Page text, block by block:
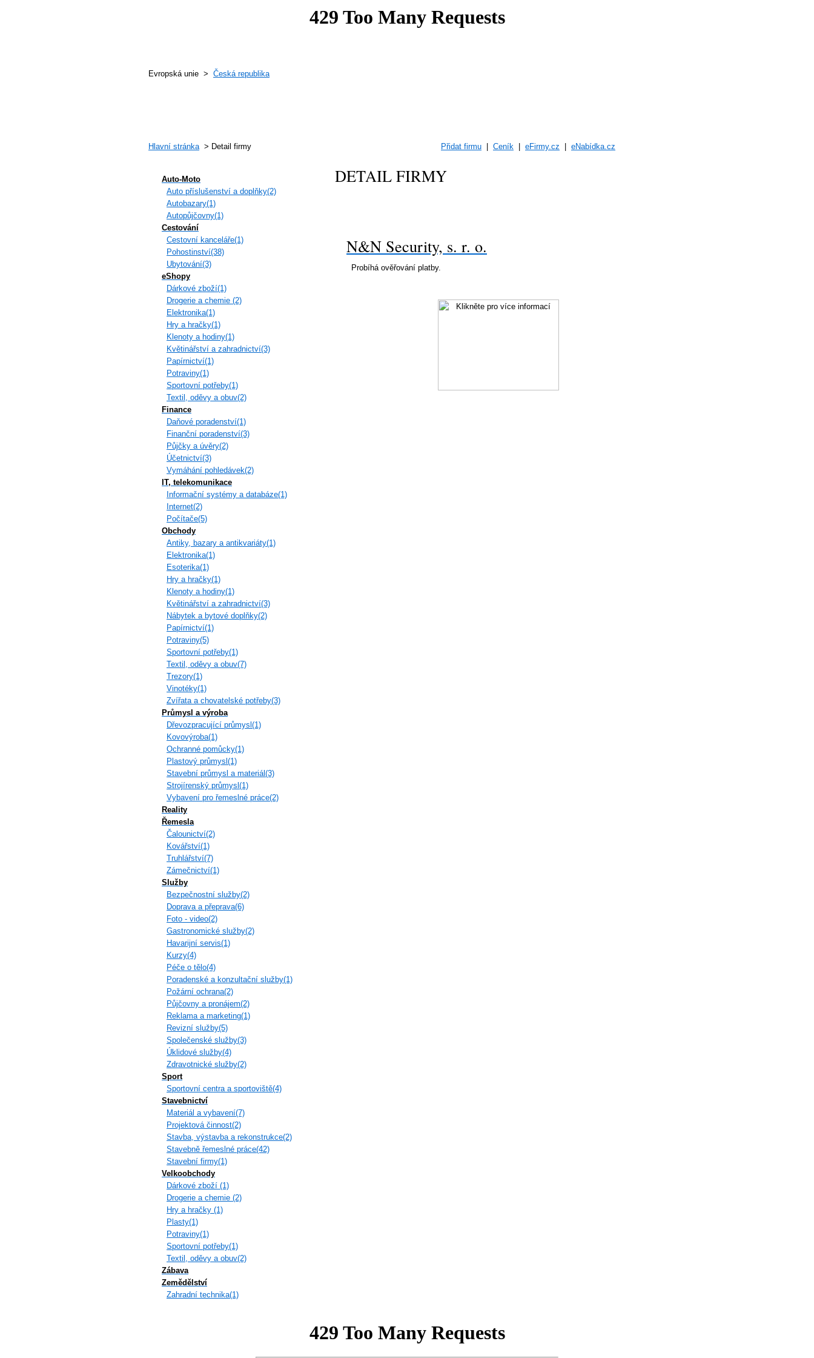
Evropská unie > Česká republika
Hlavní stránka> Detail firmy Přidat firmu Ceník eFirmy.cz eNabídka.cz
Auto-Moto
Auto příslušenství a doplňky(2)
Autobazary(1)
Autopůjčovny(1)
Cestování
Cestovní kanceláře(1)
Pohostinství(38)
Ubytování(3)
eShopy
Dárkové zboží(1)
Drogerie a chemie (2)
Elektronika(1)
Hry a hračky(1)
Klenoty a hodiny(1)
Květinářství a zahradnictví(3)
Papírnictví(1)
Potraviny(1)
Sportovní potřeby(1)
Textil, oděvy a obuv(2)
Finance
Daňové poradenství(1)
Finanční poradenství(3)
Půjčky a úvěry(2)
Účetnictví(3)
Vymáhání pohledávek(2)
IT, telekomunikace
Informační systémy a databáze(1)
Internet(2)
Počítače(5)
Obchody
Antiky, bazary a antikvariáty(1)
Elektronika(1)
Esoterika(1)
Hry a hračky(1)
Klenoty a hodiny(1)
Květinářství a zahradnictví(3)
Nábytek a bytové doplňky(2)
Papírnictví(1)
Potraviny(5)
Sportovní potřeby(1)
Textil, oděvy a obuv(7)
Trezory(1)
Vinotéky(1)
Zvířata a chovatelské potřeby(3)
Průmysl a výroba
Dřevozpracující průmysl(1)
Kovovýroba(1)
Ochranné pomůcky(1)
Plastový průmysl(1)
Stavební průmysl a materiál(3)
Strojírenský průmysl(1)
Vybavení pro řemeslné práce(2)
Reality
Řemesla
Čalounictví(2)
Kovářství(1)
Truhlářství(7)
Zámečnictví(1)
Služby
Bezpečnostní služby(2)
Doprava a přeprava(6)
Foto - video(2)
Gastronomické služby(2)
Havarijní servis(1)
Kurzy(4)
Péče o tělo(4)
Poradenské a konzultační služby(1)
Požární ochrana(2)
Půjčovny a pronájem(2)
Reklama a marketing(1)
Revizní služby(5)
Společenské služby(3)
Úklidové služby(4)
Zdravotnické služby(2)
Sport
Sportovní centra a sportoviště(4)
Stavebnictví
Materiál a vybavení(7)
Projektová činnost(2)
Stavba, výstavba a rekonstrukce(2)
Stavebně řemeslné práce(42)
Stavební firmy(1)
Velkoobchody
Dárkové zboží (1)
Drogerie a chemie (2)
Hry a hračky (1)
Plasty(1)
Potraviny(1)
Sportovní potřeby(1)
Textil, oděvy a obuv(2)
Zábava
Zemědělství
Zahradní technika(1)
DETAIL FIRMY
N&N Security, s. r. o.
Probíhá ověřování platby.